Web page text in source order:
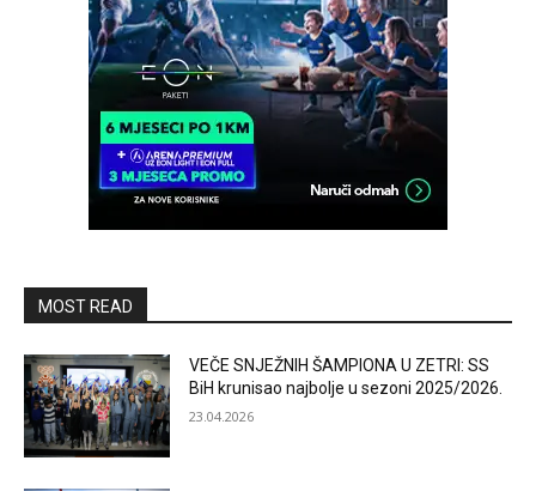
MOST READ
VEČE SNJEŽNIH ŠAMPIONA U ZETRI: SS
BiH krunisao najbolje u sezoni 2025/2026.
23.04.2026